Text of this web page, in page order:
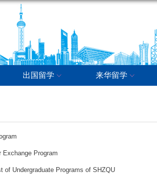
出国留学 来华留学
Exchange Program
of Undergraduate Programs of SHZQU